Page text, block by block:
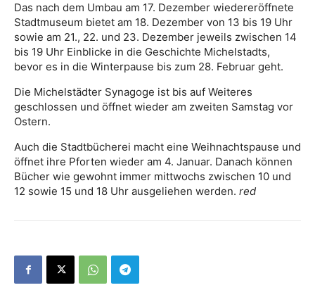
Das nach dem Umbau am 17. Dezember wiedereröffnete
Stadtmuseum bietet am 18. Dezember von 13 bis 19 Uhr
sowie am 21., 22. und 23. Dezember jeweils zwischen 14
bis 19 Uhr Einblicke in die Geschichte Michelstadts,
bevor es in die Winterpause bis zum 28. Februar geht.
Die Michelstädter Synagoge ist bis auf Weiteres
geschlossen und öffnet wieder am zweiten Samstag vor
Ostern.
Auch die Stadtbücherei macht eine Weihnachtspause und
öffnet ihre Pforten wieder am 4. Januar. Danach können
Bücher wie gewohnt immer mittwochs zwischen 10 und
12 sowie 15 und 18 Uhr ausgeliehen werden. red